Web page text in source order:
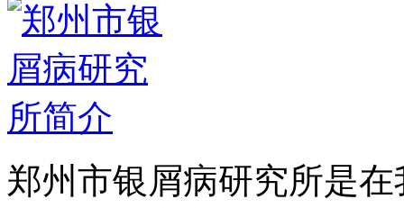
郑州市银屑病研究所是